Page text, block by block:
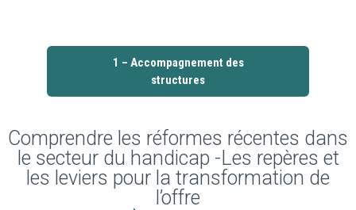
1 – Accompagnement des
structures
Comprendre les réformes récentes dans
le secteur du handicap -Les repères et
les leviers pour la transformation de
l’offre